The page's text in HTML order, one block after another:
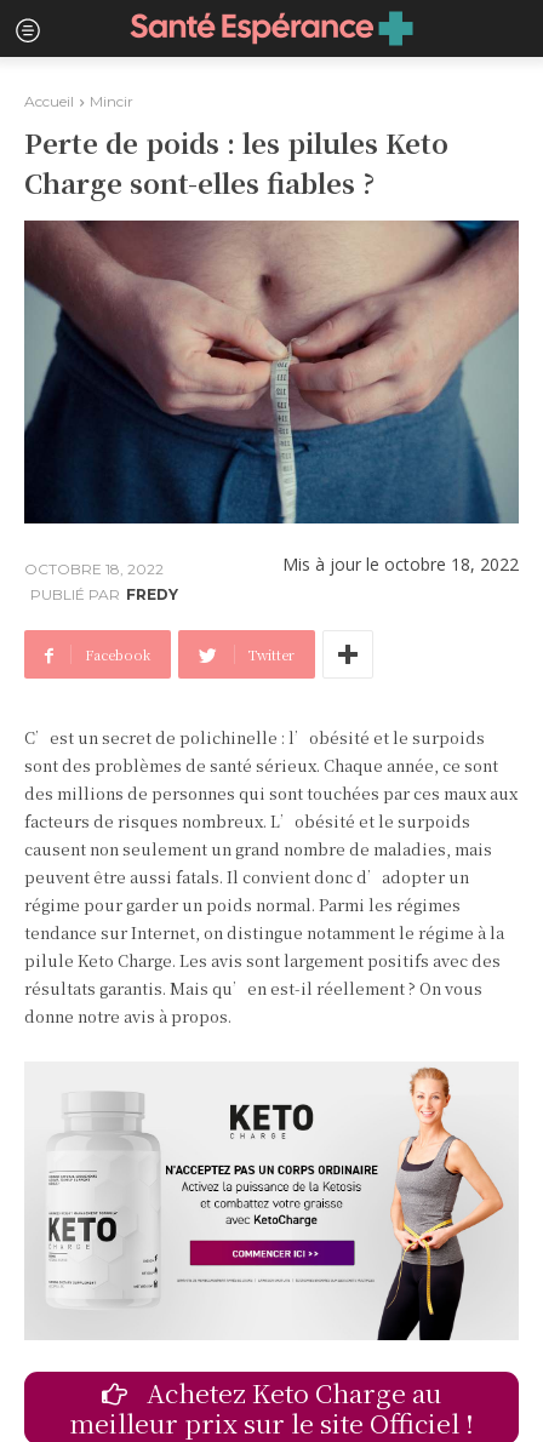
Accueil Mincir
Perte de poids : les pilules Keto
Charge sont-elles fiables ?
OCTOBRE 18, 2022 Mis à jour le octobre 18, 2022
PUBLIÉ PAR FREDY
Facebook Twitter
C’est un secret de polichinelle : l’obésité et le surpoids
sont des problèmes de santé sérieux. Chaque année, ce sont
des millions de personnes qui sont touchées par ces maux aux
facteurs de risques nombreux. L’obésité et le surpoids
causent non seulement un grand nombre de maladies, mais
peuvent être aussi fatals. Il convient donc d’adopter un
régime pour garder un poids normal. Parmi les régimes
tendance sur Internet, on distingue notamment le régime à la
pilule Keto Charge. Les avis sont largement positifs avec des
résultats garantis. Mais qu’en est-il réellement ? On vous
donne notre avis à propos.
Achetez Keto Charge au
meilleur prix sur le site Officiel !